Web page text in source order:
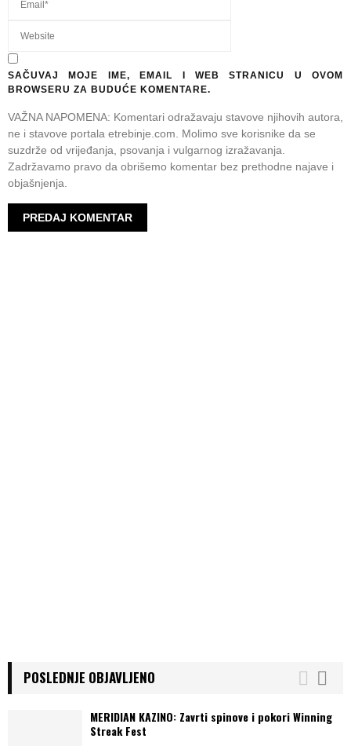
SAČUVAJ MOJE IME, EMAIL I WEB STRANICU U OVOM
BROWSERU ZA BUDUĆE KOMENTARE.
VAŽNA NAPOMENA: Komentari odražavaju stavove njihovih autora,
ne i stavove portala etrebinje.com. Molimo sve korisnike da se
suzdrže od vrijeđanja, psovanja i vulgarnog izražavanja.
Zadržavamo pravo da obrišemo komentar bez prethodne najave i
objašnjenja.
POSLEDNJE OBJAVLJENO
MERIDIAN KAZINO: Zavrti spinove i pokori Winning
Streak Fest